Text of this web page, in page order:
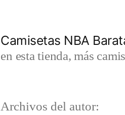
Camisetas NBA
en esta tienda, más
Archivos del autor: